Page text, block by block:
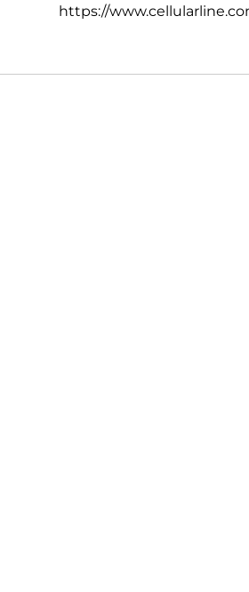
https://